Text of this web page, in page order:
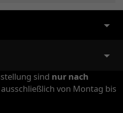
sind nur nach
von Montag bis